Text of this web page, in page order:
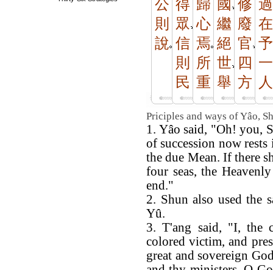
公
則
說
得
眾
信
則
民
歸
心
焉
所
重
國
繼
絕
世
舉
修
廢
官
四
方
過
在
予
一
人
Priciples and ways of Yâo,
1. Yâo said, "Oh! you,
of succession now
the due Mean. If there
four seas, the
end."
2. Shun also used the
Yû.
3. T'ang said, "I, the
colored victim, and
great and sovereign